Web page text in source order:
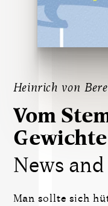
Heinrich von
Vom
Gewichte
News
Man sollte sich